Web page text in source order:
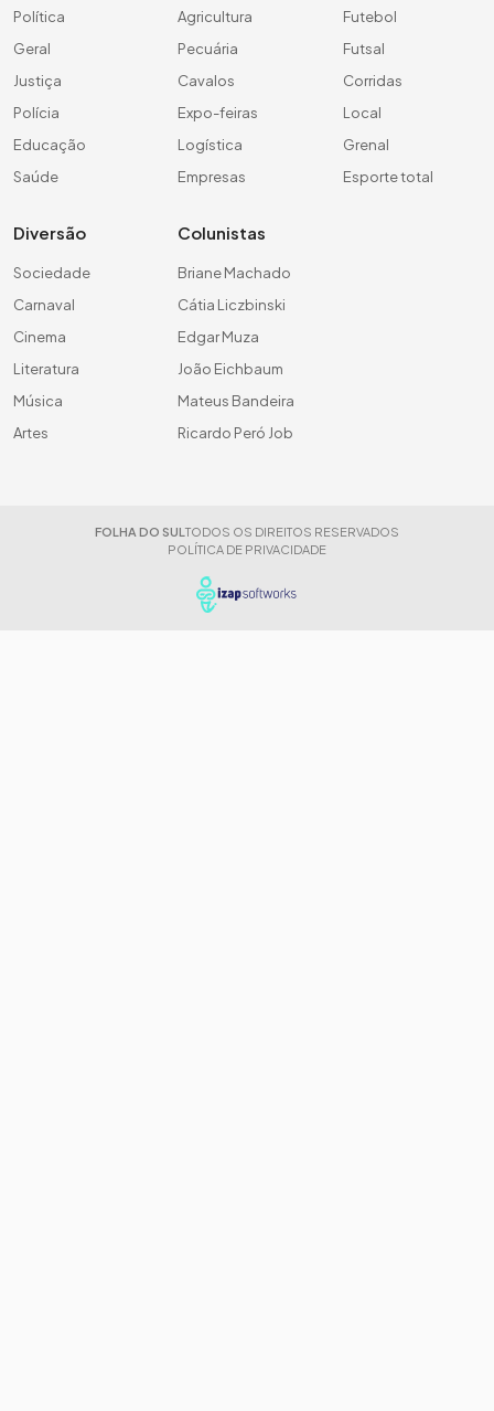
Política
Geral
Justiça
Polícia
Educação
Saúde
Agricultura
Pecuária
Cavalos
Expo-feiras
Logística
Empresas
Futebol
Futsal
Corridas
Local
Grenal
Esporte total
Diversão
Sociedade
Carnaval
Cinema
Literatura
Música
Artes
Colunistas
Briane Machado
Cátia Liczbinski
Edgar Muza
João Eichbaum
Mateus Bandeira
Ricardo Peró Job
FOLHA DO SUL TODOS OS DIREITOS RESERVADOS
POLÍTICA DE PRIVACIDADE